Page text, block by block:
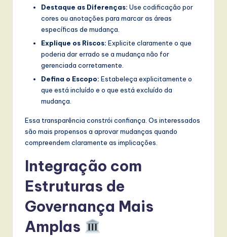
Destaque as Diferenças: Use codificação por
cores ou anotações para marcar as áreas
específicas de mudança.
Explique os Riscos: Explicite claramente o que
poderia dar errado se a mudança não for
gerenciada corretamente.
Defina o Escopo: Estabeleça explicitamente o
que está incluído e o que está excluído da
mudança.
Essa transparência constrói confiança. Os interessados
são mais propensos a aprovar mudanças quando
compreendem claramente as implicações.
Integração com
Estruturas de
Governança Mais
Amplas